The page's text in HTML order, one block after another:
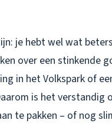
je hebt wel wat
over een stinkende
in het Volkspark of
is het verstandig
te pakken – of nog